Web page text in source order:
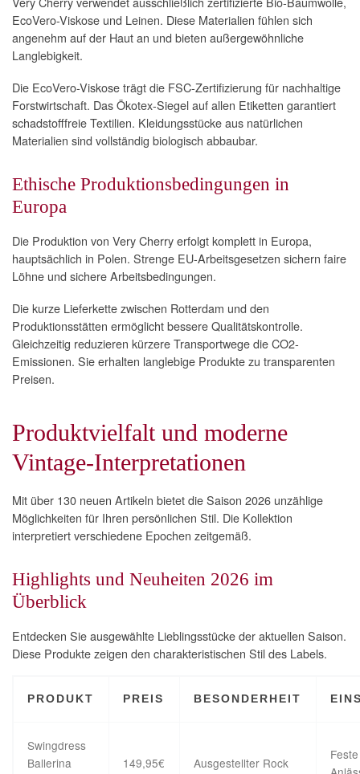
EcoVero-Viskose und Leinen. Diese Materialien fühlen sich
angenehm auf der Haut an und bieten außergewöhnliche
Langlebigkeit.
Die EcoVero-Viskose trägt die FSC-Zertifizierung für nachhaltige
Forstwirtschaft. Das Ökotex-Siegel auf allen Etiketten garantiert
schadstofffreie Textilien. Kleidungsstücke aus natürlichen
Materialien sind vollständig biologisch abbaubar.
Ethische Produktionsbedingungen in
Europa
Die Produktion von Very Cherry erfolgt komplett in Europa,
hauptsächlich in Polen. Strenge EU-Arbeitsgesetzen sichern faire
Löhne und sichere Arbeitsbedingungen.
Die kurze Lieferkette zwischen Rotterdam und den
Produktionsstätten ermöglicht bessere Qualitätskontrolle.
Gleichzeitig reduzieren kürzere Transportwege die CO2-
Emissionen. Sie erhalten langlebige Produkte zu transparenten
Preisen.
Produktvielfalt und moderne
Vintage-Interpretationen
Mit über 130 neuen Artikeln bietet die Saison 2026 unzählige
Möglichkeiten für Ihren persönlichen Stil. Die Kollektion
interpretiert verschiedene Epochen zeitgemäß.
Highlights und Neuheiten 2026 im
Überblick
Entdecken Sie ausgewählte Lieblingsstücke der aktuellen Saison.
Diese Produkte zeigen den charakteristischen Stil des Labels.
PRODUKT PREIS BESONDERHEIT
Swingdress
Ballerina
149,95€ Ausgestellter Rock